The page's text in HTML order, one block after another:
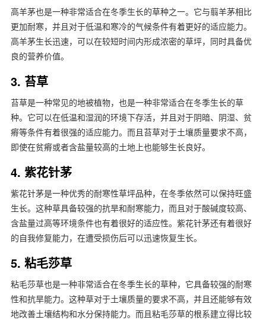
高羊茅也是一种非常适合在冬季生长的草种之一。它与翦羊茅相比
更加耐寒，并且对于低温和寒冷的气候条件有着更好的适应能力。
高羊茅生长迅速，可以在较短时间内形成浓密的草坪，同时具备优
良的营养价值。
3. 苔草
苔草是一种常见的地被植物，也是一种非常适合在冬季生长的草
种。它可以在低温和湿润的环境下存活，并且对于阴暗、阴湿、贫
瘠等条件有着很强的适应能力。而且苔草对于土壤质量要求不高，
即使在贫瘠或者含盐量较高的土地上也能够生长良好。
4. 紫花针茅
紫花针茅是一种优秀的耐寒性草坪品种，在冬季依然可以保持旺盛
生长。这种草具备较强的抗旱和耐寒能力，而且对于酸碱度较高、
含盐量过高等环境条件也有着很好的适应性。紫花针茅还有着很好
的自我修复能力，在遭受损伤后可以迅速恢复生长。
5. 粘毛莎草
粘毛莎草也是一种非常适合在冬季生长的草种，它具备较强的耐寒
性和抗旱能力。这种草对于土壤质量的要求不高，并且还能够有效
地改善土壤结构和水分保持能力。而且粘毛莎草的根系建立得比较